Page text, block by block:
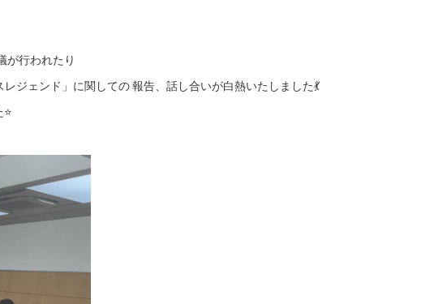
が行われたり
ジェンド」に関しての 報告、話し合いが白熱いたしました💃